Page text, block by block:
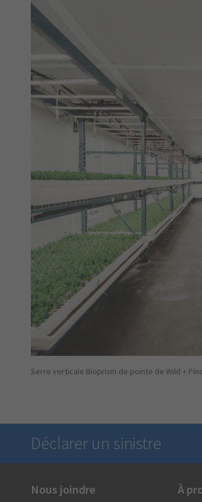
Serre verticale Bioprism de pointe de Wild +
Déclarer un sinistre
Nous sommes là en cas de besoin
Nous joindre À